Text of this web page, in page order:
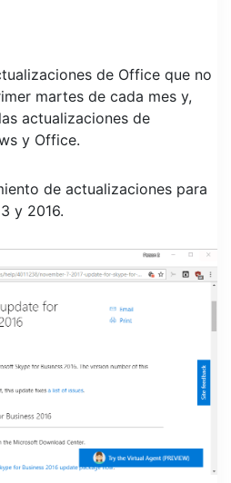
de Office que no
martes de cada mes y,
actualizaciones de
y Office.
de actualizaciones para
y 2016.